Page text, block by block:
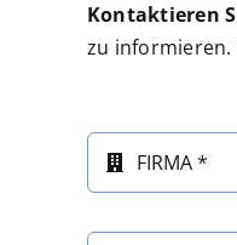
Kontaktieren
zu informieren.